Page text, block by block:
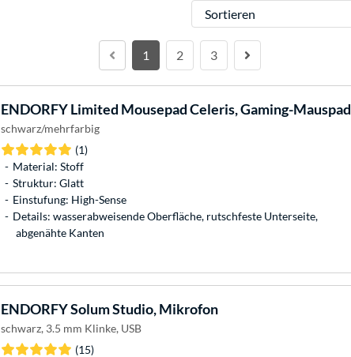
Sortieren
1 2 3
ENDORFYLimited Mousepad Celeris, Gaming-Mauspad
schwarz/mehrfarbig
(1)
Material: Stoff
Struktur: Glatt
Einstufung: High-Sense
Details: wasserabweisende Oberfläche, rutschfeste Unterseite,
abgenähte Kanten
ENDORFYSolum Studio, Mikrofon
schwarz, 3.5 mm Klinke, USB
(15)